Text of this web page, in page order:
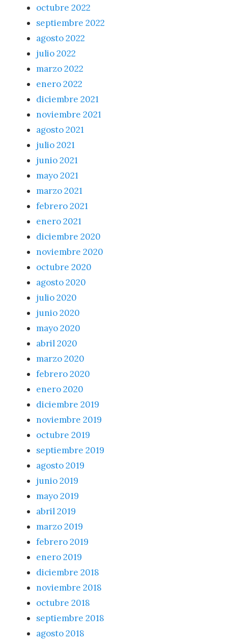
octubre 2022
septiembre 2022
agosto 2022
julio 2022
marzo 2022
enero 2022
diciembre 2021
noviembre 2021
agosto 2021
julio 2021
junio 2021
mayo 2021
marzo 2021
febrero 2021
enero 2021
diciembre 2020
noviembre 2020
octubre 2020
agosto 2020
julio 2020
junio 2020
mayo 2020
abril 2020
marzo 2020
febrero 2020
enero 2020
diciembre 2019
noviembre 2019
octubre 2019
septiembre 2019
agosto 2019
junio 2019
mayo 2019
abril 2019
marzo 2019
febrero 2019
enero 2019
diciembre 2018
noviembre 2018
octubre 2018
septiembre 2018
agosto 2018